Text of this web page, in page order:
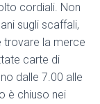
cordiali. Non
sugli scaffali,
trovare la merce
carte di
dalle 7.00 alle
è chiuso nei